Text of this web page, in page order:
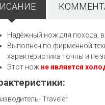
Надёжный нож для похода,
Выполнен по фирменной
характеристика точны и не
Этот нож не является
Traveler